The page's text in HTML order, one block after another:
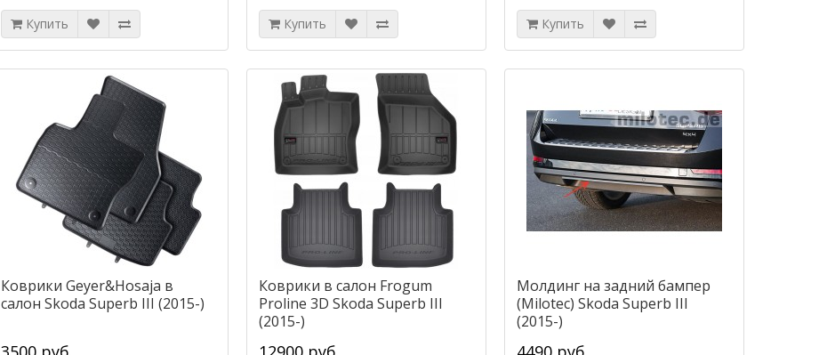
Купить
Купить
Купить
Коврики Geyer&Hosaja в
салон Skoda Superb III (2015-)
Коврики в салон Frogum
Proline 3D Skoda Superb III
(2015-)
Молдинг на задний бампер
(Milotec) Skoda Superb III
(2015-)